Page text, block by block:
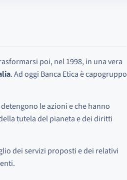
poi, nel 1998, in una vera
. Ad oggi Banca Etica è capogruppo
le azioni e che hanno
tutela del pianeta e dei diritti
dei servizi proposti e dei relativi